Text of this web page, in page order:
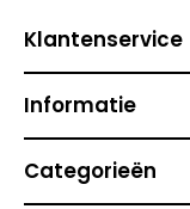
Klantenservice
Informatie
Categorieën